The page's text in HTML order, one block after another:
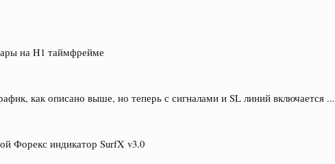
на H1 таймфрейме
как описано выше, но теперь с сигналами и SL линий включается ...
Форекс индикатор SurfX v3.0